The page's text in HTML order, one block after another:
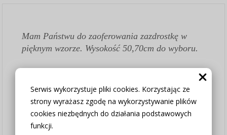
Serwis wykorzystuje pliki cookies. Korzystając ze
strony wyrażasz zgodę na wykorzystywanie plików
cookies niezbędnych do działania podstawowych
funkcji.
Mam Państwu do zaoferowania zazdrostkę w
pięknym wzorze. Wysokość 50,70cm do wyboru.
idealnie wpisze się we wnętrza w stylu
skandynawskim, loftowym czy nowoczesnym.
Jest wykonana z tkaniny żakardowej wysokiej
jakości.